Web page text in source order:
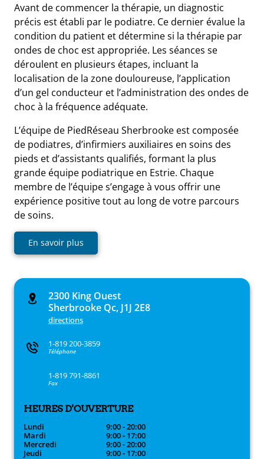
Avant de commencer la thérapie, un diagnostic
précis est établi par le podiatre. Ce dernier évalue la
condition du patient et détermine si la thérapie par
ondes de choc est appropriée. Les séances se
déroulent en plusieurs étapes, incluant la
localisation de la zone douloureuse, l’application
d’un gel conducteur et l’administration des ondes de
choc à la fréquence adéquate.
L’équipe de PiedRéseau Sherbrooke est composée
de podiatres, d’infirmiers auxiliaires en soins des
pieds et d’assistants qualifiés, formant la plus
grande équipe podiatrique en Estrie. Chaque
membre de l’équipe s’engage à vous offrir une
expérience positive tout au long de votre parcours
de soins.
En savoir plus
2300 King Ouest
Sherbrooke Qc, J1J 2E8
directions
1-819 200-3859
Téléphone
1-819 791-8861
Fax
HEURES D'OUVERTURE
Lundi
9:00 - 20:00
Mardi
9:00 - 17:00
Mercredi
9:00 - 20:00
Jeudi
9:00 - 17:00